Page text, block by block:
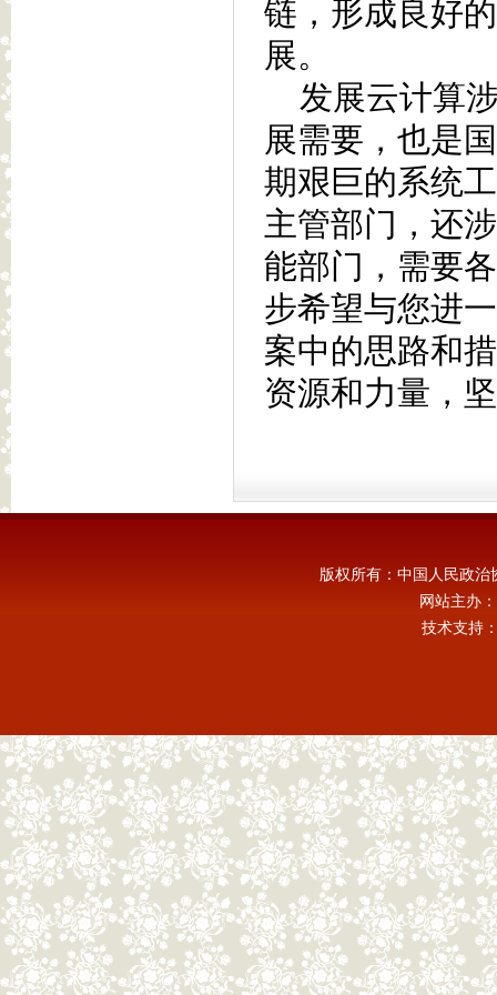
链，形成良好
展。
发展云计算
展需要，也是
期艰巨的系统
主管部门，还
能部门，需要
步希望与您进
案中的思路和
资源和力量，
版权所有：中国人民政
网站主办
技术支持